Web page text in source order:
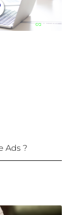
Ads ?